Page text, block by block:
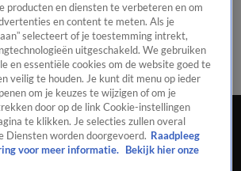
WeerTip de redactiePanelVideo's
Den Haag, brandjes en
laatste...
producten en diensten te verbeteren en om
en content te meten. Als je
selecteert of je toestemming intrekt,
uitgeschakeld. We gebruiken
en essentiële cookies om de website goed te
veilig te houden. Je kunt dit menu op ieder
om je keuzes te wijzigen of om je
door op de link Cookie-instellingen
te klikken. Je selecties zullen overal
Diensten worden doorgevoerd. Raadpleeg
voor meer informatie.
Bekijk hier onze